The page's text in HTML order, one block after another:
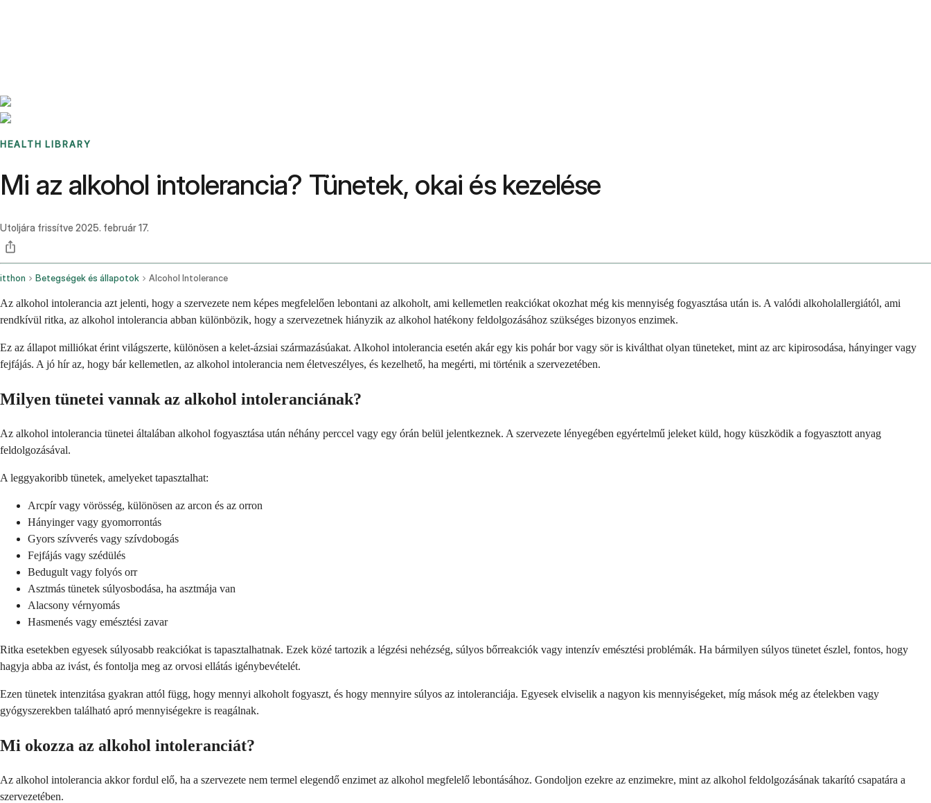
HEALTH LIBRARY
Mi az alkohol intolerancia? Tünetek, okai és kezelése
Utoljára frissítve 2025. február 17.
itthon Betegségek és állapotok Alcohol Intolerance
Az alkohol intolerancia azt jelenti, hogy a szervezete nem képes megfelelően lebontani az alkoholt, ami kellemetlen reakciókat okozhat még kis mennyiség fogyasztása után is. A valódi alkoholallergiától, ami
rendkívül ritka, az alkohol intolerancia abban különbözik, hogy a szervezetnek hiányzik az alkohol hatékony feldolgozásához szükséges bizonyos enzimek.
Ez az állapot milliókat érint világszerte, különösen a kelet-ázsiai származásúakat. Alkohol intolerancia esetén akár egy kis pohár bor vagy sör is kiválthat olyan tüneteket, mint az arc kipirosodása, hányinger vagy
fejfájás. A jó hír az, hogy bár kellemetlen, az alkohol intolerancia nem életveszélyes, és kezelhető, ha megérti, mi történik a szervezetében.
Milyen tünetei vannak az alkohol intoleranciának?
Az alkohol intolerancia tünetei általában alkohol fogyasztása után néhány perccel vagy egy órán belül jelentkeznek. A szervezete lényegében egyértelmű jeleket küld, hogy küszködik a fogyasztott anyag
feldolgozásával.
A leggyakoribb tünetek, amelyeket tapasztalhat:
Arcpír vagy vörösség, különösen az arcon és az orron
Hányinger vagy gyomorrontás
Gyors szívverés vagy szívdobogás
Fejfájás vagy szédülés
Bedugult vagy folyós orr
Asztmás tünetek súlyosbodása, ha asztmája van
Alacsony vérnyomás
Hasmenés vagy emésztési zavar
Ritka esetekben egyesek súlyosabb reakciókat is tapasztalhatnak. Ezek közé tartozik a légzési nehézség, súlyos bőrreakciók vagy intenzív emésztési problémák. Ha bármilyen súlyos tünetet észlel, fontos, hogy
hagyja abba az ivást, és fontolja meg az orvosi ellátás igénybevételét.
Ezen tünetek intenzitása gyakran attól függ, hogy mennyi alkoholt fogyaszt, és hogy mennyire súlyos az intoleranciája. Egyesek elviselik a nagyon kis mennyiségeket, míg mások még az ételekben vagy
gyógyszerekben található apró mennyiségekre is reagálnak.
Mi okozza az alkohol intoleranciát?
Az alkohol intolerancia akkor fordul elő, ha a szervezete nem termel elegendő enzimet az alkohol megfelelő lebontásához. Gondoljon ezekre az enzimekre, mint az alkohol feldolgozásának takarító csapatára a
szervezetében.